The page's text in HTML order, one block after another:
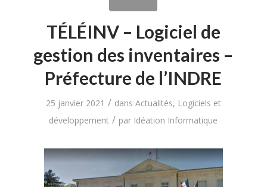
TÉLÉINV – Logiciel de
gestion des inventaires –
Préfecture de l’INDRE
25 janvier 2021 / dans Actualités, Logiciels et
développement / par Idéation Informatique